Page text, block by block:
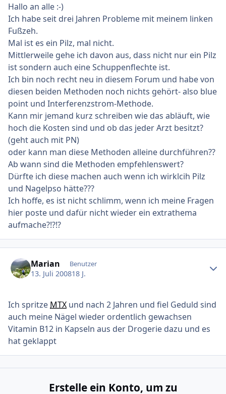
Hallo an alle :-)
Ich habe seit drei Jahren Probleme mit meinem linken
Fußzeh.
Mal ist es ein Pilz, mal nicht.
Mittlerweile gehe ich davon aus, dass nicht nur ein Pilz
ist sondern auch eine Schuppenflechte ist.
Ich bin noch recht neu in diesem Forum und habe von
diesen beiden Methoden noch nichts gehört- also blue
point und Interferenzstrom-Methode.
Kann mir jemand kurz schreiben wie das abläuft, wie
hoch die Kosten sind und ob das jeder Arzt besitzt?
(geht auch mit PN)
oder kann man diese Methoden alleine durchführen??
Ab wann sind die Methoden empfehlenswert?
Dürfte ich diese machen auch wenn ich wirklcih Pilz
und Nagelpso hätte???
Ich hoffe, es ist nicht schlimm, wenn ich meine Fragen
hier poste und dafür nicht wieder ein extrathema
aufmache?!?!?
Marian Benutzer
13. Juli 200818 J.
Ich spritzeMTX und nach 2 Jahren und fiel Geduld sind
auch meine Nägel wieder ordentlich gewachsen
Vitamin B12 in Kapseln aus der Drogerie dazu und es
hat geklappt
Erstelle ein Konto, um zu